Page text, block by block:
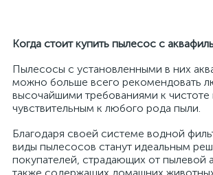
Когда стоит купить пылесос с
Пылесосы с установленными в них
можно больше всего рекомендовать
высочайшими требованиями к чистоте
чувствительным к любого рода пыли.
Благодаря своей системе водной
виды пылесосов станут идеальным
покупателей, страдающих от пылевой